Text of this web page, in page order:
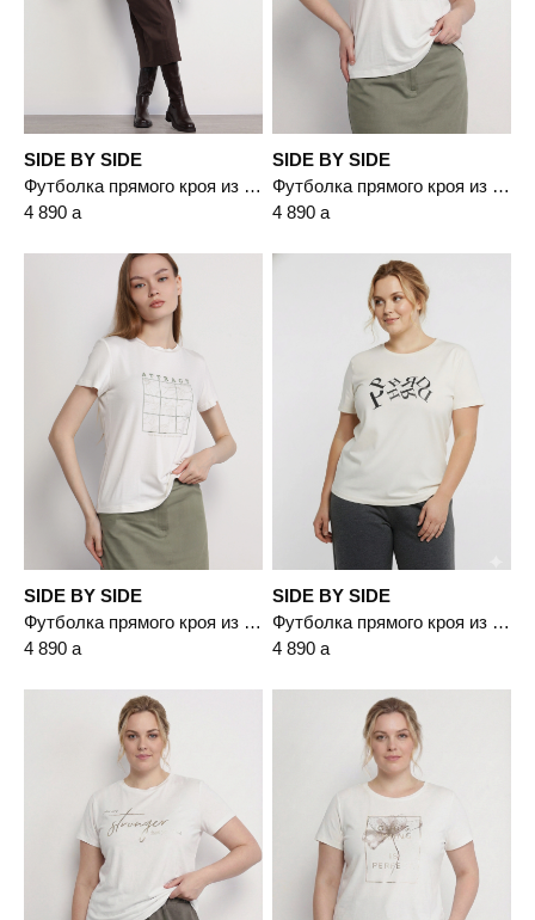
SIDE BY SIDE
Футболка прямого кроя из смесового хлопка
4 890 a
SIDE BY SIDE
Футболка прямого кроя из смесового хлопка
4 890 a
SIDE BY SIDE
Футболка прямого кроя из смесового хлопка
4 890 a
SIDE BY SIDE
Футболка прямого кроя из смесовой вискозы
4 890 a